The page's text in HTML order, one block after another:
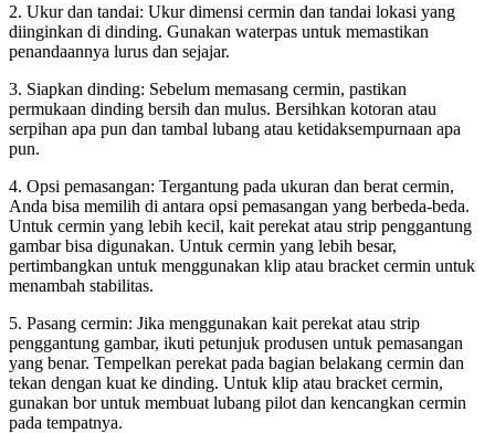
2. Ukur dan tandai: Ukur dimensi cermin dan tandai lokasi yang
diinginkan di dinding. Gunakan waterpas untuk memastikan
penandaannya lurus dan sejajar.
3. Siapkan dinding: Sebelum memasang cermin, pastikan
permukaan dinding bersih dan mulus. Bersihkan kotoran atau
serpihan apa pun dan tambal lubang atau ketidaksempurnaan apa
pun.
4. Opsi pemasangan: Tergantung pada ukuran dan berat cermin,
Anda bisa memilih di antara opsi pemasangan yang berbeda-beda.
Untuk cermin yang lebih kecil, kait perekat atau strip penggantung
gambar bisa digunakan. Untuk cermin yang lebih besar,
pertimbangkan untuk menggunakan klip atau bracket cermin untuk
menambah stabilitas.
5. Pasang cermin: Jika menggunakan kait perekat atau strip
penggantung gambar, ikuti petunjuk produsen untuk pemasangan
yang benar. Tempelkan perekat pada bagian belakang cermin dan
tekan dengan kuat ke dinding. Untuk klip atau bracket cermin,
gunakan bor untuk membuat lubang pilot dan kencangkan cermin
pada tempatnya.